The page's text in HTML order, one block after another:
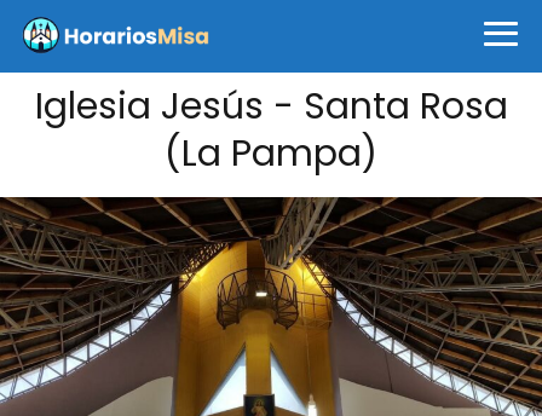
Iglesia Jesús - Santa Rosa
(La Pampa)